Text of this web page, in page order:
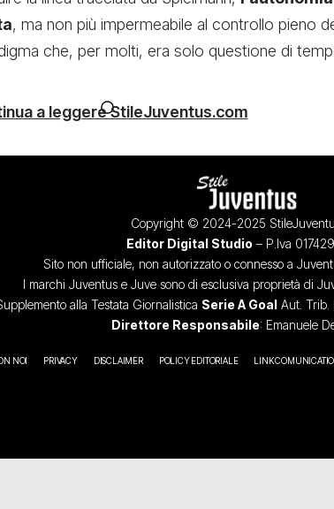
, ma non più impermeabile al controllo pieno
che, per molti, era solo questione di
a leggere StileJuventus.com
Copyright © 2024-2025
Editor Digital Studio – P.Iva
Sito non ufficiale, non autorizzato o connesso a
I marchi Juventus e Juve sono di esclusiva proprietà di
alla Testata Giornalistica Serie A GoalAut. Trib.
Direttore Responsabile: Emanuele
NOI PRIVACY DISCLAIMER POLICY EDITORIALE LINK